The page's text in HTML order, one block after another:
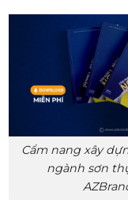
Cẩm nang xây
ngành sơn